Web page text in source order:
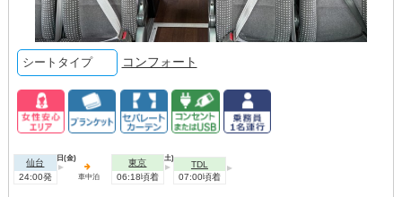
シートタイプ コンフォート
2026年08月07日(金)
仙台
24:00発
車中泊
2026年08月08日(土)
東京
06:18頃着
TDL
07:00頃着